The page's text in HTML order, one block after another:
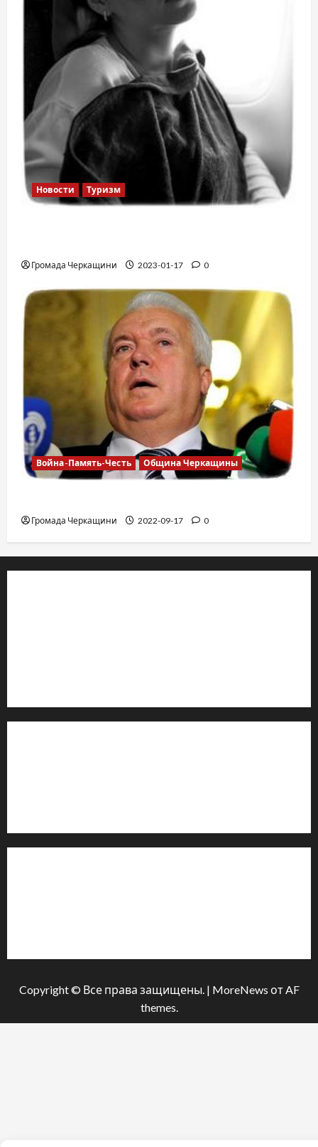
Новости Туризм
Громада Черкащини 2023-01-17 0
Война-Память-Честь Община Черкащины
Громада Черкащини 2022-09-17 0
Copyright © Все права защищены. | MoreNews от AF
themes.